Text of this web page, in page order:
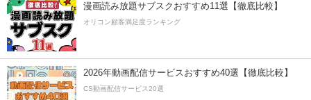
漫画読み放題サブスクおすすめ11選【徹底比較】
オリコン顧客満足度ランキング
2026年動画配信サービスおすすめ40選【徹底比較】
CS動画配信サービス20選